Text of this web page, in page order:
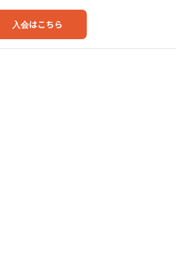
入会はこちら